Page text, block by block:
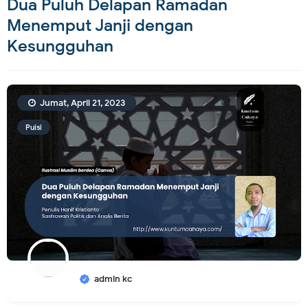
Dua Puluh Delapan Ramadan
Menemput Janji dengan
Kesungguhan
Puisi
admin kc
Jumat, April 21, 2023